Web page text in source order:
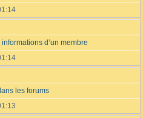
d’un membre
les forums